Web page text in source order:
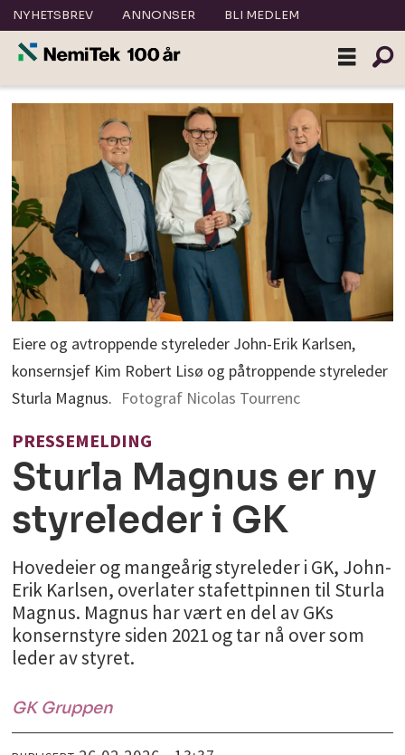
NYHETSBREV ANNONSER BLI MEDLEM
Eiere og avtroppende styreleder John-Erik Karlsen,
konsernsjef Kim Robert Lisø og påtroppende styreleder
Sturla Magnus. Fotograf Nicolas Tourrenc
PRESSEMELDING
Sturla Magnus er ny
styreleder i GK
Hovedeier og mangeårig styreleder i GK, John-
Erik Karlsen, overlater stafettpinnen til Sturla
Magnus. Magnus har vært en del av GKs
konsernstyre siden 2021 og tar nå over som
leder av styret.
GK Gruppen